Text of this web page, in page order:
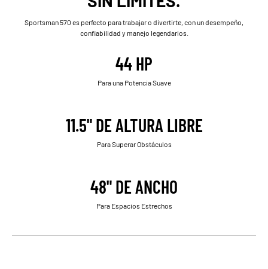
Sportsman 570 es perfecto para trabajar o divertirte, con un desempeño,
confiabilidad y manejo legendarios.
44 HP
Para una Potencia Suave
11.5" DE ALTURA LIBRE
Para Superar Obstáculos
48" DE ANCHO
Para Espacios Estrechos